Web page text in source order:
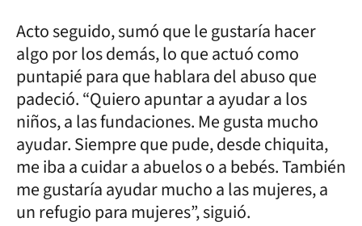
Acto seguido, sumó que le gustaría hacer
algo por los demás, lo que actuó como
puntapié para que hablara del abuso que
padeció. “Quiero apuntar a ayudar a los
niños, a las fundaciones. Me gusta mucho
ayudar. Siempre que pude, desde chiquita,
me iba a cuidar a abuelos o a bebés. También
me gustaría ayudar mucho a las mujeres, a
un refugio para mujeres”, siguió.